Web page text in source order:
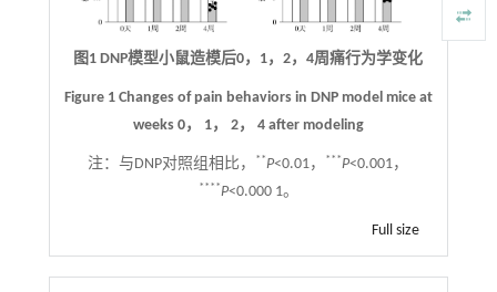
图1 DNP模型小鼠造模后0，1，2，4周痛行为学变化
Figure 1 Changes of pain behaviors in DNP model mice at
weeks 0， 1， 2， 4 after modeling
注：与DNP对照组相比， **P<0.01， ***P<0.001，
****P<0.000 1。
Full size